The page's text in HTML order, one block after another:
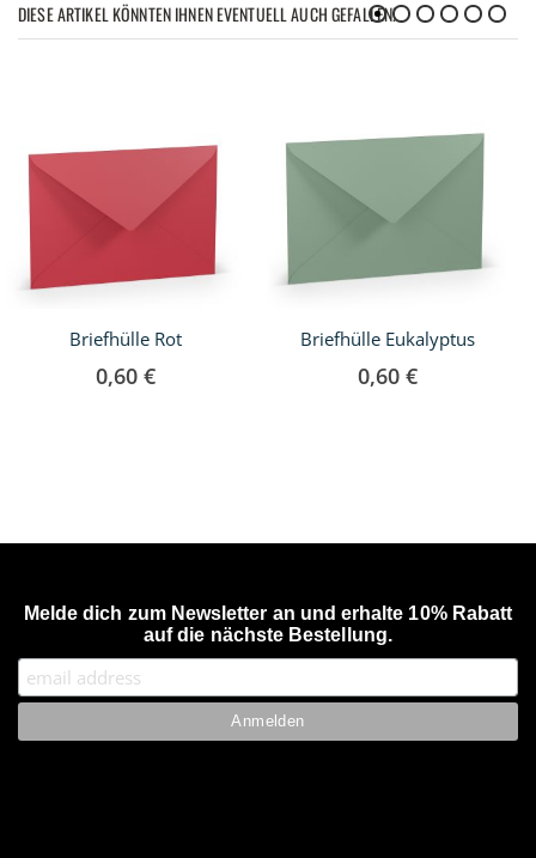
DIESE ARTIKEL KÖNNTEN IHNEN EVENTUELL AUCH GEFALLEN!
Briefhülle Rot
0,60 €
Briefhülle Eukalyptus
0,60 €
Melde dich zum Newsletter an und erhalte 10% Rabatt
auf die nächste Bestellung.